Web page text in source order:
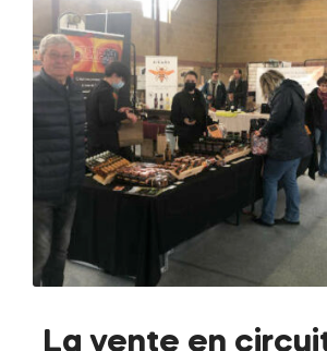
La vente en